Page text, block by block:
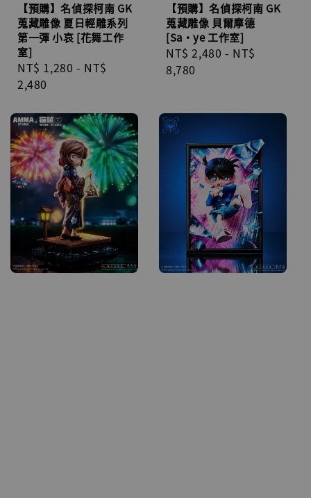
【預購】名偵探柯南 GK
蒐藏雕像 夏日輕雕系列
第一彈 小哀 [花舞工作
室]
Regular
price
NT$ 1,280 - NT$
2,480
【預購】名偵探柯南 GK
蒐藏雕像 貝爾摩德
[Sa·ye 工作室]
Regular
price
NT$ 2,480 - NT$
8,780